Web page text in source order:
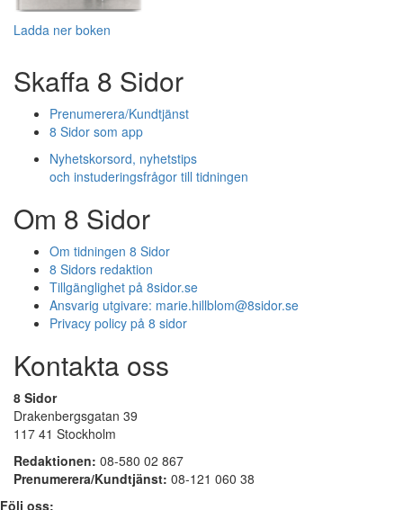
Ladda ner boken
Skaffa 8 Sidor
Prenumerera/Kundtjänst
8 Sidor som app
Nyhetskorsord, nyhetstips
och instuderingsfrågor till tidningen
Om 8 Sidor
Om tidningen 8 Sidor
8 Sidors redaktion
Tillgänglighet på 8sidor.se
Ansvarig utgivare: marie.hillblom@8sidor.se
Privacy policy på 8 sidor
Kontakta oss
8 Sidor
Drakenbergsgatan 39
117 41 Stockholm
Redaktionen: 08-580 02 867
Prenumerera/Kundtjänst: 08-121 060 38
Följ oss: